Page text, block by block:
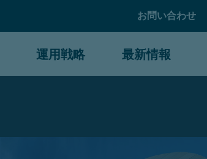
お問い合わせ
運用戦略 最新情報